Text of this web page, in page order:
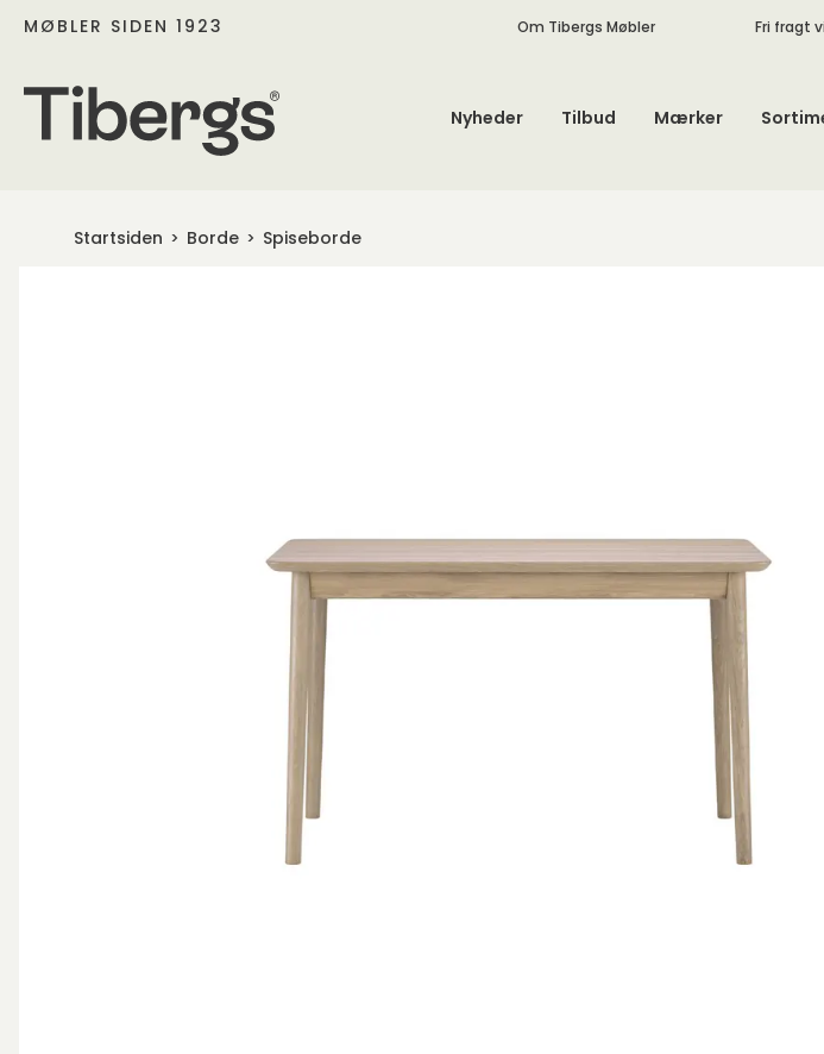
MØBLER SIDEN 1923 Om Tibergs Møbler Fri fragt
Nyheder Tilbud Mærker
Startsiden Borde Spiseborde